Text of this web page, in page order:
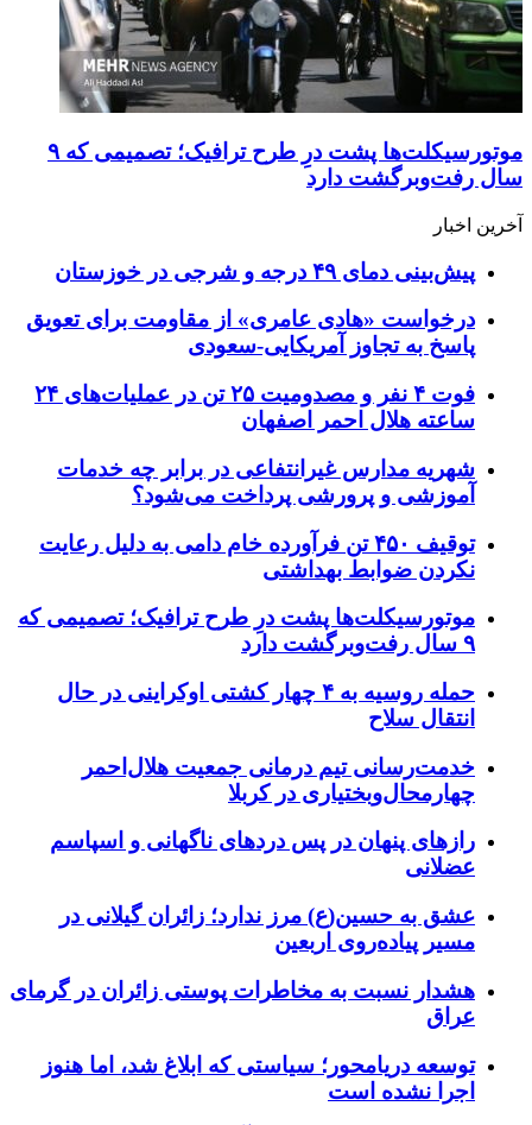
موتورسیکلت‌ها پشت درِ طرح ترافیک؛ تصمیمی که ۹
سال رفت‌وبرگشت دارد
آخرین اخبار
پیش‌بینی دمای ۴۹ درجه و شرجی در خوزستان
درخواست «هادی عامری» از مقاومت برای تعویق
پاسخ به تجاوز آمریکایی-سعودی
فوت ۴ نفر و مصدومیت ۲۵ تن در عملیات‌های ۲۴
ساعته هلال احمر اصفهان
شهریه مدارس غیرانتفاعی در برابر چه خدمات
آموزشی و پرورشی پرداخت می‌شود؟
توقیف ۴۵۰ تن فرآورده خام دامی به دلیل رعایت
نکردن ضوابط بهداشتی
موتورسیکلت‌ها پشت درِ طرح ترافیک؛ تصمیمی که
۹ سال رفت‌وبرگشت دارد
حمله روسیه به ۴ چهار کشتی اوکراینی در حال
انتقال سلاح
خدمت‌رسانی تیم درمانی جمعیت هلال‌احمر
چهارمحال‌وبختیاری در کربلا
رازهای پنهان در پس دردهای ناگهانی و اسپاسم
عضلانی
عشق به حسین(ع) مرز ندارد؛ زائران گیلانی در
مسیر پیاده‌روی اربعین
هشدار نسبت به مخاطرات پوستی زائران در گرمای
عراق
توسعه دریامحور؛ سیاستی که ابلاغ شد، اما هنوز
اجرا نشده است